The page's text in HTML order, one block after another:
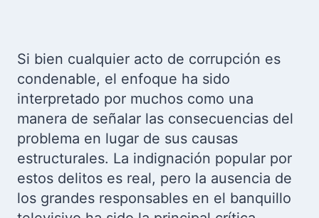
Si bien cualquier acto de corrupción es
condenable, el enfoque ha sido
interpretado por muchos como una
manera de señalar las consecuencias del
problema en lugar de sus causas
estructurales. La indignación popular por
estos delitos es real, pero la ausencia de
los grandes responsables en el banquillo